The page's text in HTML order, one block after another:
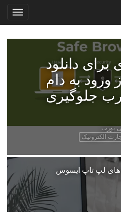
دانلود
ورود به دام
جلوگیری
پورت
الکترونیک
لپ تاپ ایسوس